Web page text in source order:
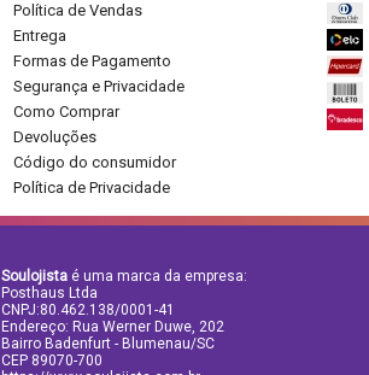
Política de Vendas
Entrega
Formas de Pagamento
Segurança e Privacidade
Como Comprar
Devoluções
Código do consumidor
Política de Privacidade
Soulojista é uma marca da empresa:
Posthaus Ltda
CNPJ:80.462.138/0001-41
Endereço: Rua Werner Duwe, 202
Bairro Badenfurt - Blumenau/SC
CEP 89070-700